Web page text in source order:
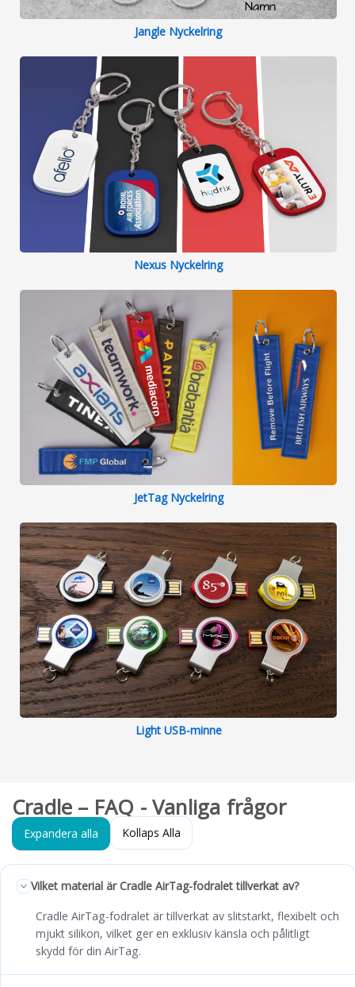
Jangle Nyckelring
Nexus Nyckelring
JetTag Nyckelring
Light USB-minne
Cradle – FAQ - Vanliga frågor
Expandera alla Kollaps Alla
Vilket material är Cradle AirTag-fodralet tillverkat av?
Cradle AirTag-fodralet är tillverkat av slitstarkt, flexibelt och
mjukt silikon, vilket ger en exklusiv känsla och pålitligt
skydd för din AirTag.